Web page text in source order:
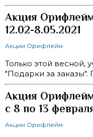
Акция
12.02-8.05.2021
Акции Орифлейм
Только этой весной,
"Подарки за заказы".
Акция
с 8 по 13
Акции Орифлейм